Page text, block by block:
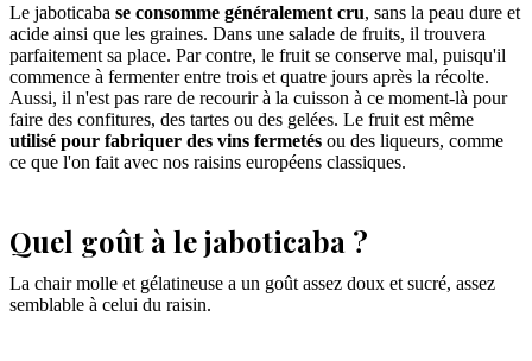
Le jaboticaba se consomme généralement cru, sans la peau dure et
acide ainsi que les graines. Dans une salade de fruits, il trouvera
parfaitement sa place. Par contre, le fruit se conserve mal, puisqu'il
commence à fermenter entre trois et quatre jours après la récolte.
Aussi, il n'est pas rare de recourir à la cuisson à ce moment-là pour
faire des confitures, des tartes ou des gelées. Le fruit est même
utilisé pour fabriquer des vins fermetés ou des liqueurs, comme
ce que l'on fait avec nos raisins européens classiques.
Quel goût à le jaboticaba ?
La chair molle et gélatineuse a un goût assez doux et sucré, assez
semblable à celui du raisin.